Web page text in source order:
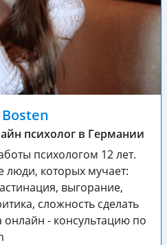
психолог в Германии
психологом 12 лет.
люди, которых мучает:
выгорание,
сложность сделать
- консультацию по